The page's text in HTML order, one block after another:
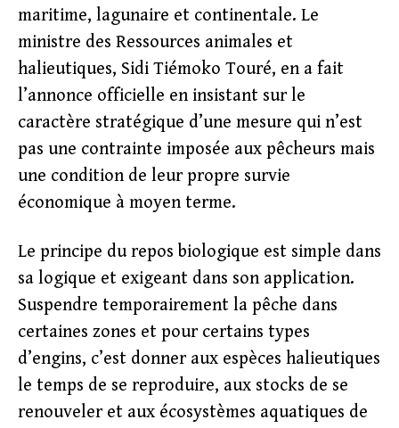
maritime, lagunaire et continentale. Le
ministre des Ressources animales et
halieutiques, Sidi Tiémoko Touré, en a fait
l’annonce officielle en insistant sur le
caractère stratégique d’une mesure qui n’est
pas une contrainte imposée aux pêcheurs mais
une condition de leur propre survie
économique à moyen terme.
Le principe du repos biologique est simple dans
sa logique et exigeant dans son application.
Suspendre temporairement la pêche dans
certaines zones et pour certains types
d’engins, c’est donner aux espèces halieutiques
le temps de se reproduire, aux stocks de se
renouveler et aux écosystèmes aquatiques de